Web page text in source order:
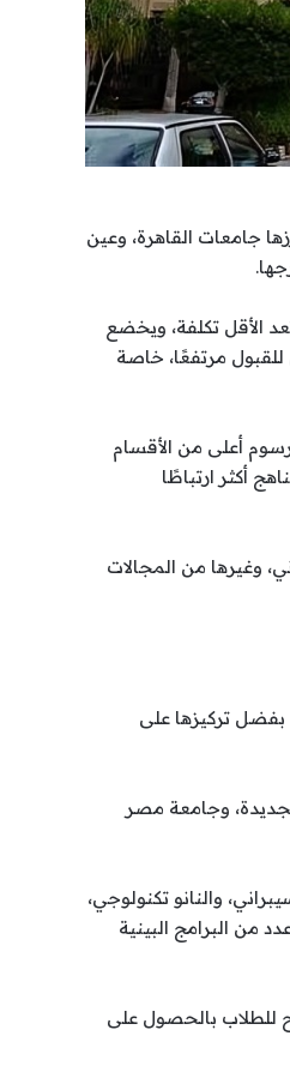
جامعات القاهرة، وعين
الأقل تكلفة، ويخضع
للقبول مرتفعًا، خاصة
أعلى من الأقسام
أكثر ارتباطًا
وغيرها من المجالات
بفضل تركيزها على
وجامعة مصر
والنانو تكنولوجي،
من البرامج البينية
للطلاب بالحصول على